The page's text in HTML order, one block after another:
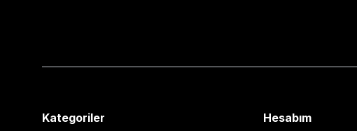
Kategoriler Hesabım